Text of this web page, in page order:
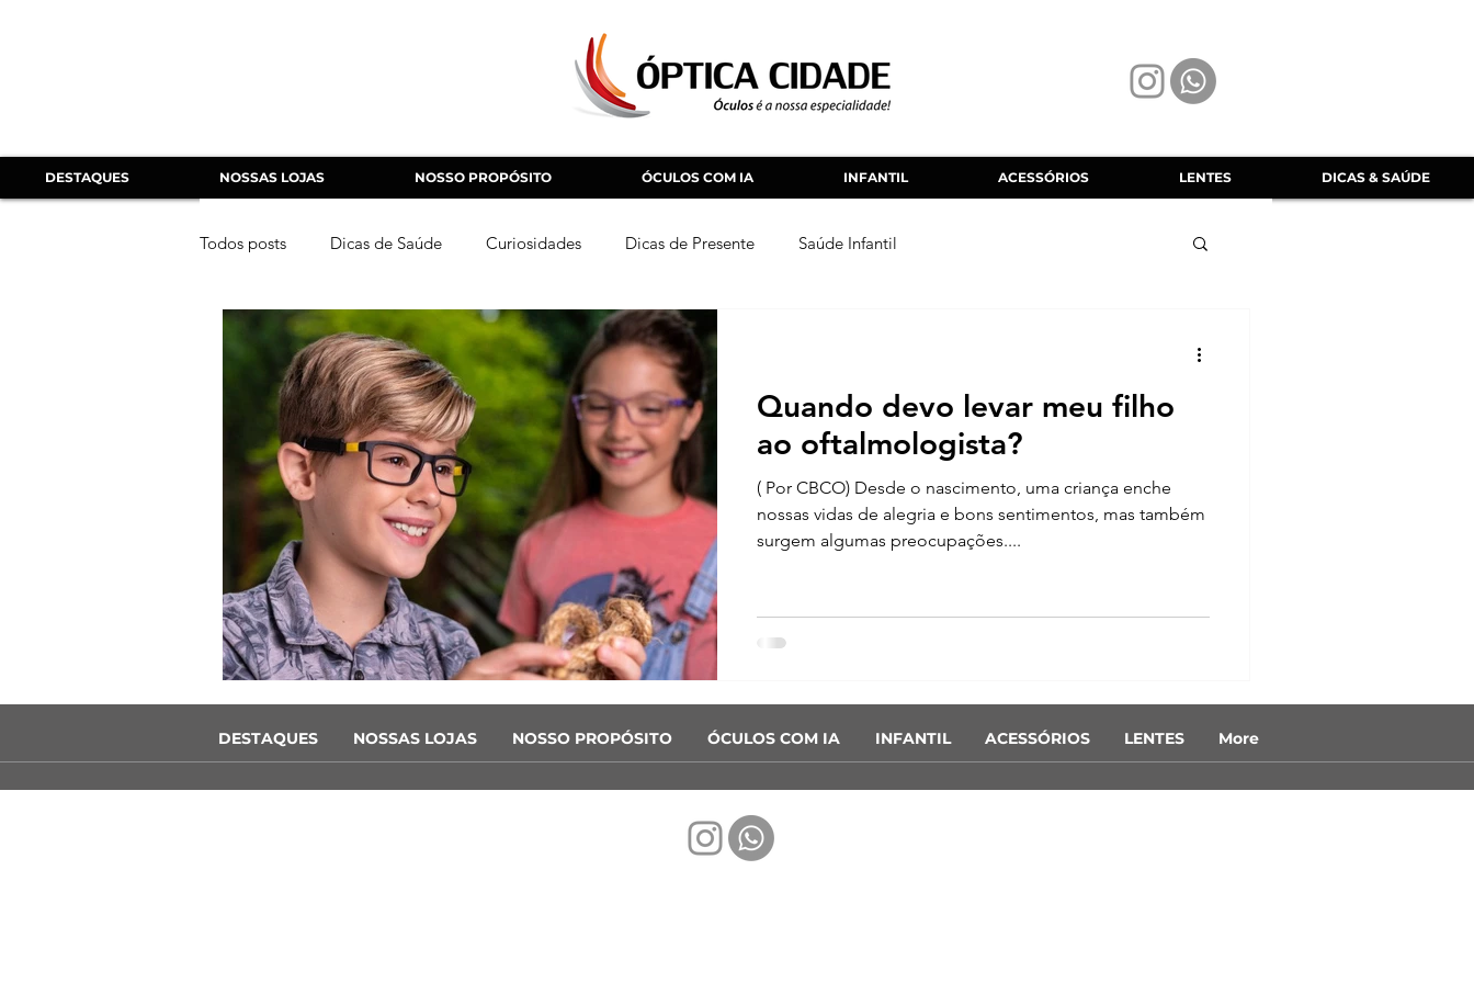
DESTAQUES NOSSAS LOJAS NOSSO PROPÓSITO ÓCULOS COM IA INFANTIL ACESSÓRIOS LENTES DICAS & SAÚDE
Todos posts Dicas de Saúde Curiosidades Dicas de Presente Saúde Infantil
Quando devo levar meu filho
ao oftalmologista?
( Por CBCO) Desde o nascimento, uma criança enche
nossas vidas de alegria e bons sentimentos, mas também
surgem algumas preocupações....
DESTAQUES NOSSAS LOJAS NOSSO PROPÓSITO ÓCULOS COM IA INFANTIL ACESSÓRIOS LENTES More